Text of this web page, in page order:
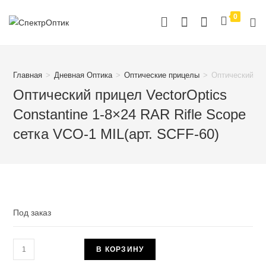
0
Главная > Дневная Оптика > Оптические прицелы > Оптический
Оптический прицел VectorOptics
Constantine 1-8×24 RAR Rifle Scope
сетка VCO-1 MIL(арт. SCFF-60)
Под заказ
Количество
товара
В КОРЗИНУ